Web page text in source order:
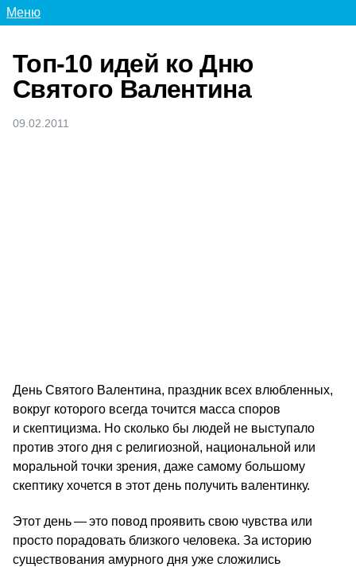
Меню
Топ-10 идей ко Дню
Святого Валентина
09.02.2011
День Святого Валентина, праздник всех влюбленных,
вокруг которого всегда точится масса споров
и скептицизма. Но сколько бы людей не выступало
против этого дня с религиозной, национальной или
моральной точки зрения, даже самому большому
скептику хочется в этот день получить валентинку.
Этот день — это повод проявить свою чувства или
просто порадовать близкого человека. За историю
существования амурного дня уже сложились